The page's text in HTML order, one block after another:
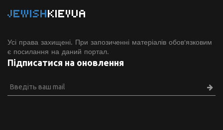
JEWISHKIEVUA
Усі права захищені. При запозиченні матеріалів обов'язковим
є посилання на даний портал.
Підписатися на оновлення